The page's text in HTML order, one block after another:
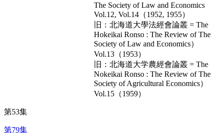
The Society of Law and Economics
Vol.12, Vol.14（1952, 1955）
旧：北海道大學法經會論叢 = The
Hokeikai Ronso : The Review of The
Society of Law and Economics）
Vol.13（1953）
旧：北海道大学農經會論叢 = The
Nokeikai Ronso : The Review of The
Society of Agricultural Economics）
Vol.15（1959）
第53集
第79集